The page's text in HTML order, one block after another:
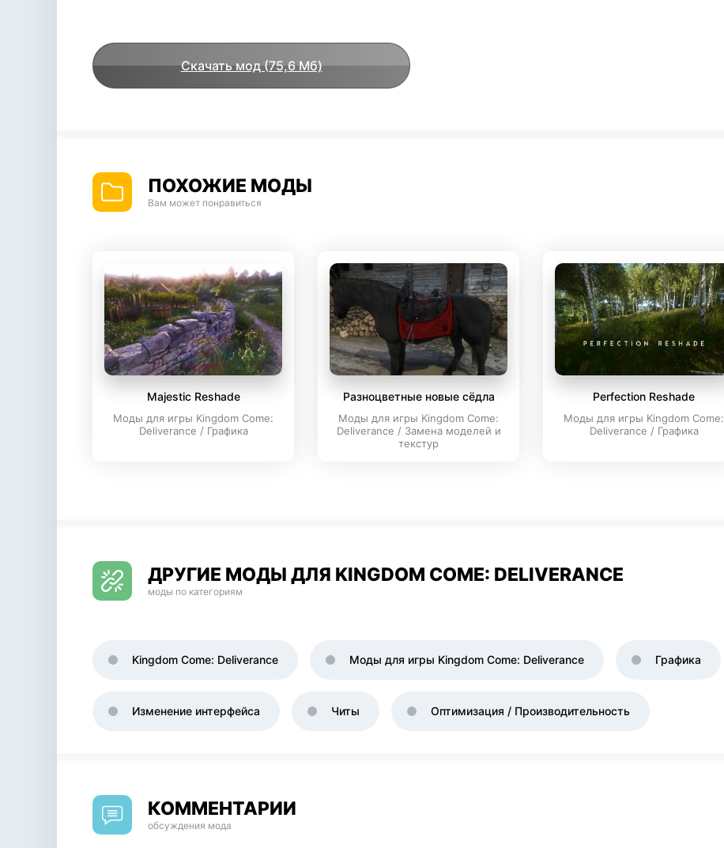
Скачать мод (75,6 Мб)
ПОХОЖИЕ МОДЫ
Вам может понравиться
Majestic Reshade
Моды для игры Kingdom Come:
Deliverance / Графика
Разноцветные новые сёдла
Моды для игры Kingdom Come:
Deliverance / Замена моделей и
текстур
Perfection Reshade
Моды для игры Kingdom Come:
Deliverance / Графика
ДРУГИЕ МОДЫ ДЛЯ KINGDOM COME: DELIVERANCE
моды по категориям
Kingdom Come: Deliverance Моды для игры Kingdom Come: Deliverance Графика
Изменение интерфейса Читы Оптимизация / Производительность
КОММЕНТАРИИ
обсуждения мода